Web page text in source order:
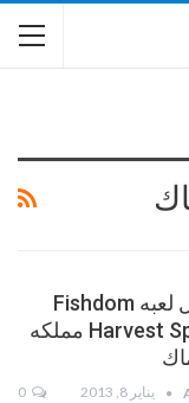
تحميل لعبه Fishdom
Harvest Splash مملكه
يناير 8, 2013